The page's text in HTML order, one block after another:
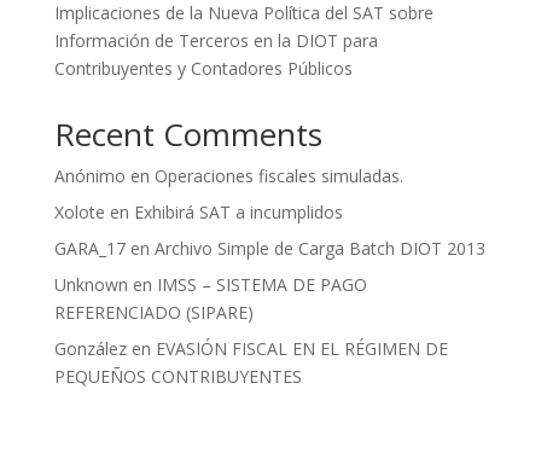
Implicaciones de la Nueva Política del SAT sobre
Información de Terceros en la DIOT para
Contribuyentes y Contadores Públicos
Recent Comments
Anónimo en Operaciones fiscales simuladas.
Xolote en Exhibirá SAT a incumplidos
GARA_17en Archivo Simple de Carga Batch DIOT 2013
Unknown en IMSS – SISTEMA DE PAGO
REFERENCIADO (SIPARE)
Gonzálezen EVASIÓN FISCAL EN EL RÉGIMEN DE
PEQUEÑOS CONTRIBUYENTES